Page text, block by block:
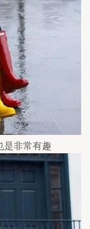
是非常有趣